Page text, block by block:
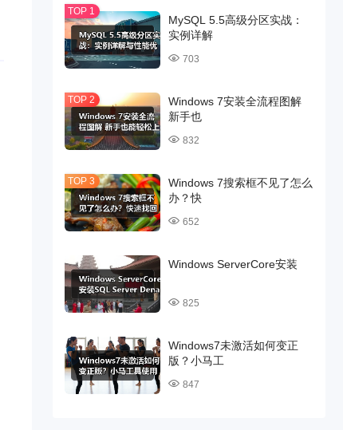
MySQL 5.5高级分区实战：
实例详解
703
Windows 7安装全流程图解
新手也
832
Windows 7搜索框不见了怎么
办？快
652
Windows ServerCore安装
825
Windows7未激活如何变正
版？小马工
847